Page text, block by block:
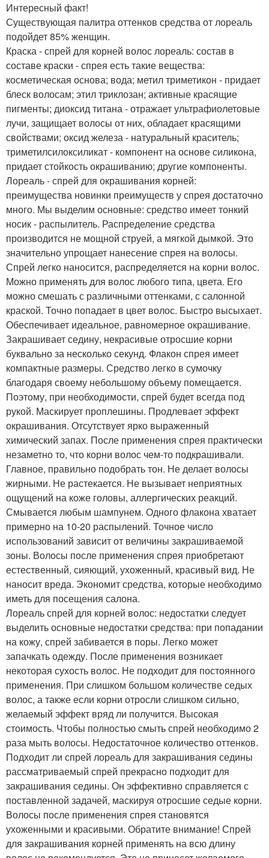
Интересный факт!
Существующая палитра оттенков средства от лореаль
подойдет 85% женщин.
Краска - спрей для корней волос лореаль: состав в
составе краски - спрея есть такие вещества:
косметическая основа; вода; метил триметикон - придает
блеск волосам; этил триклозан; активные красящие
пигменты; диоксид титана - отражает ультрафиолетовые
лучи, защищает волосы от них, обладает красящими
свойствами; оксид железа - натуральный краситель;
триметилсилоксиликат - компонент на основе силикона,
придает стойкость окрашиванию; другие компоненты.
Лореаль - спрей для окрашивания корней:
преимущества новинки преимуществ у спрея достаточно
много. Мы выделим основные: средство имеет тонкий
носик - распылитель. Распределение средства
производится не мощной струей, а мягкой дымкой. Это
значительно упрощает нанесение спрея на волосы.
Спрей легко наносится, распределяется на корни волос.
Можно применять для волос любого типа, цвета. Его
можно смешать с различными оттенками, с салонной
краской. Точно попадает в цвет волос. Быстро высыхает.
Обеспечивает идеальное, равномерное окрашивание.
Закрашивает седину, некрасивые отросшие корни
буквально за несколько секунд. Флакон спрея имеет
компактные размеры. Средство легко в сумочку
благодаря своему небольшому объему помещается.
Поэтому, при необходимости, спрей будет всегда под
рукой. Маскирует проплешины. Продлевает эффект
окрашивания. Отсутствует ярко выраженный
химический запах. После применения спрея практически
незаметно то, что корни волос чем-то подкрашивали.
Главное, правильно подобрать тон. Не делает волосы
жирными. Не растекается. Не вызывает неприятных
ощущений на коже головы, аллергических реакций.
Смывается любым шампунем. Одного флакона хватает
примерно на 10-20 распылений. Точное число
использований зависит от величины закрашиваемой
зоны. Волосы после применения спрея приобретают
естественный, сияющий, ухоженный, красивый вид. Не
наносит вреда. Экономит средства, которые необходимо
иметь для посещения салона.
Лореаль спрей для корней волос: недостатки следует
выделить основные недостатки средства: при попадании
на кожу, спрей забивается в поры. Легко может
запачкать одежду. После применения возникает
некоторая сухость волос. Не подходит для постоянного
применения. При слишком большом количестве седых
волос, а также если корни отросли слишком сильно,
желаемый эффект вряд ли получится. Высокая
стоимость. Чтобы полностью смыть спрей необходимо 2
раза мыть волосы. Недостаточное количество оттенков.
Подходит ли спрей лореаль для закрашивания седины
рассматриваемый спрей прекрасно подходит для
закрашивания седины. Он эффективно справляется с
поставленной задачей, маскируя отросшие седые корни.
Волосы после применения спрея становятся
ухоженными и красивыми. Обратите внимание! Спрей
для закрашивания корней применять на всю длину